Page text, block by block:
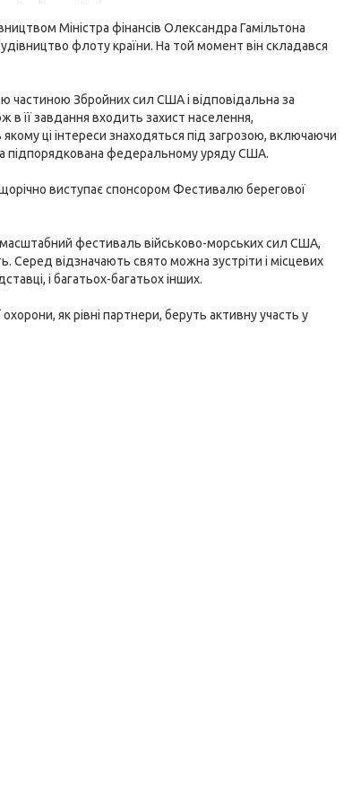
Міністра фінансів Олександра Гамільтона
флоту країни. На той момент він складався
частиною Збройних сил США і відповідальна за
в її завдання входить захист населення,
ці інтереси знаходяться під загрозою, включаючи
підпорядкована федеральному уряду США.
виступає спонсором Фестивалю берегової
фестиваль військово-морських сил США,
Серед відзначають свято можна зустріти і місцевих
і багатьох-багатьох інших.
як рівні партнери, беруть активну участь у